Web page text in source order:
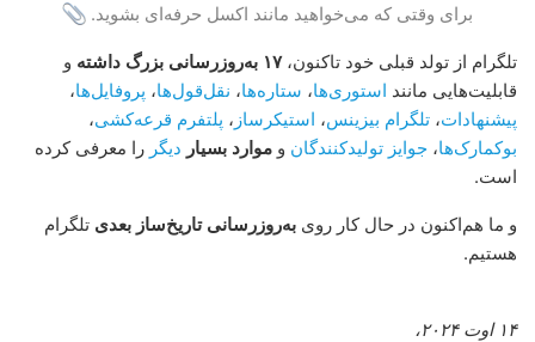
برای وقتی که می‌خواهید مانند اکسل حرفه‌ای بشوید.
تلگرام از تولد قبلی خود تاکنون،۱۷ به‌روزرسانی بزرگ داشته
و
قابلیت‌هایی مانند استوری‌ها، ستاره‌ها، نقل‌قول‌ها، پروفایل‌ها،
پیشنهادات، تلگرام بیزینس، استیکرساز ، پلتفرم قرعه‌کشی،
بوکمارک‌ها، جوایز تولیدکنندگان و موارد بسیار دیگر را معرفی کرده
است.
و ما هم‌اکنون در حال کار روی به‌روزرسانی تاریخ‌ساز بعدی تلگرام
هستیم.
۱۴ اوت ۲۰۲۴،